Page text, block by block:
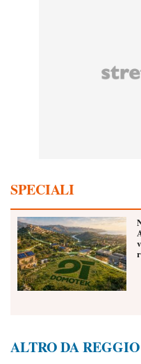
SPECIALI
ALTRO DA